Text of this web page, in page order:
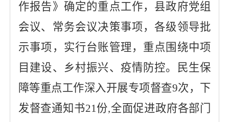
作报告》确定的重点工作，县政府党组
会议、常务会议决策事项，各级领导批
示事项，实行台账管理，重点围绕中项
目建设、乡村振兴、疫情防控。民生保
障等重点工作深入开展专项督查9次， 下
发督查通知书21份,全面促进政府各部门